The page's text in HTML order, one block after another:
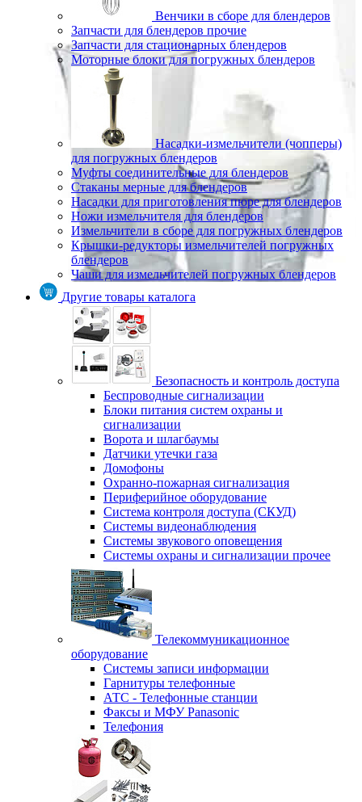
Венчики в сборе для блендеров
Запчасти для блендеров прочие
Запчасти для стационарных блендеров
Моторные блоки для погружных блендеров
Насадки-измельчители (чопперы)
для погружных блендеров
Муфты соединительные для блендеров
Стаканы мерные для блендеров
Насадки для приготовления пюре для блендеров
Ножи измельчителя для блендеров
Измельчители в сборе для погружных блендеров
Крышки-редукторы измельчителей погружных
блендеров
Чаши для измельчителей погружных блендеров
Другие товары каталога
Безопасность и контроль доступа
Беспроводные сигнализации
Блоки питания систем охраны и
сигнализации
Ворота и шлагбаумы
Датчики утечки газа
Домофоны
Охранно-пожарная сигнализация
Периферийное оборудование
Система контроля доступа (СКУД)
Системы видеонаблюдения
Системы звукового оповещения
Системы охраны и сигнализации прочее
Телекоммуникационное
оборудование
Системы записи информации
Гарнитуры телефонные
АТС - Телефонные станции
Факсы и МФУ Panasonic
Телефония